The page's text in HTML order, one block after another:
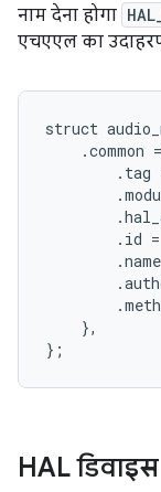
नाम देना होगा
एचएएल का
struct
.common
.tag
.id
    },
HAL डिवाइस